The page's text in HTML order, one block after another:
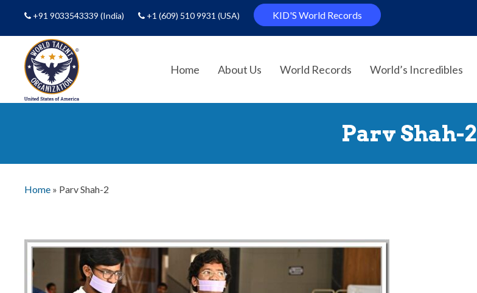
+91 9033543339(India) +1 (609) 510 9931 (USA) KID'S World Records
Home About Us World Records World’s Incredibles
Parv Shah-2
Home » Parv Shah-2